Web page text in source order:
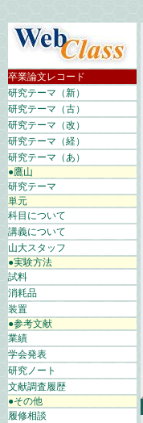
卒業論文レコード
研究テーマ（新）
研究テーマ（古）
研究テーマ（改）
研究テーマ（経）
研究テーマ（あ）
●鷹山
研究テーマ
単元
科目について
講義について
山大スタッフ
●実験方法
試料
消耗品
装置
●参考文献
業績
学会発表
研究ノート
文献調査履歴
●その他
履修相談